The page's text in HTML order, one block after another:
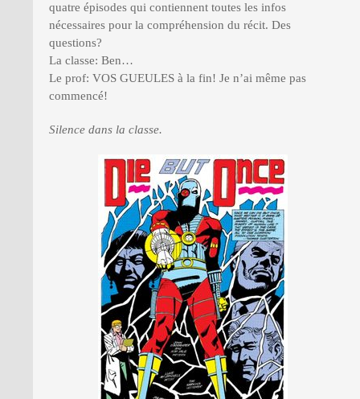
quatre épisodes qui contiennent toutes les infos
nécessaires pour la compréhension du récit. Des
questions?
La classe: Ben…
Le prof: VOS GUEULES à la fin! Je n’ai même pas
commencé!
Silence dans la classe.